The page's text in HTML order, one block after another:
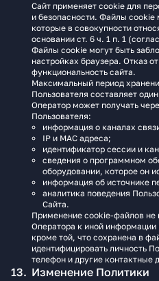
Сайт применяет cookie для
и безопасности. Файлы cookie
которые в совокупности
основании ст. 6 ч. 1 п. 1
Файлы cookie могут быть
настройках браузера. Отказ
функциональность сайта.
Максимальный период
Пользователя составляет
Оператор может получать
Пользователя:
информация о каналах
IP и MAC адреса;
идентификатор сессии и
сведения о программном
оборудовании, которое он
информация об источнике
аналитика поведения
Сайта.
Применение cookie-файлов не
Оператора к иной информации
кроме той, что сохранена в
идентифицировать личность
телефон и другие контактные
Изменение Политики